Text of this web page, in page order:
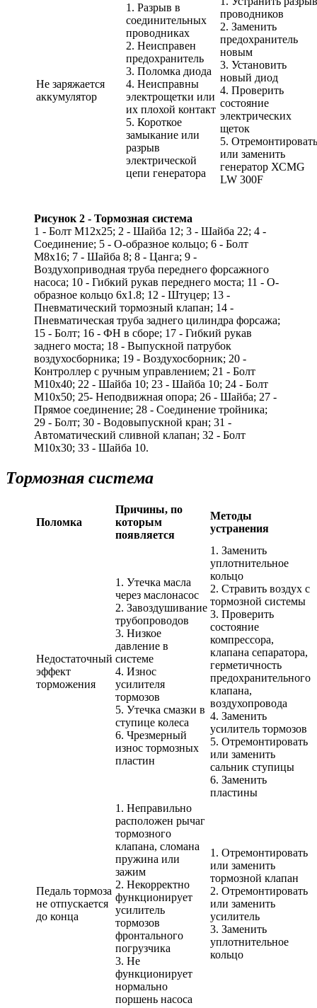
Не заряжается
аккумулятор
1. Разрыв в
соединительных
проводниках
2. Неисправен
предохранитель
3. Поломка диода
4. Неисправны
электрощетки или
их плохой контакт
5. Короткое
замыкание или
разрыв
электрической
цепи генератора
проводников
2. Заменить
предохранитель
новым
3. Установить
новый диод
4. Проверить
состояние
электрических
щеток
5. Отремонтировать
или заменить
генератор ХСМG
LW 300F
Рисунок 2 - Тормозная система
1 - Болт M12x25; 2 - Шайба 12; 3 - Шайба 22; 4 -
Соединение; 5 - O-образное кольцо; 6 - Болт
М8х16; 7 - Шайба 8; 8 - Цанга; 9 -
Воздухоприводная труба переднего форсажного
насоса; 10 - Гибкий рукав переднего моста; 11 - О-
образное кольцо 6x1.8; 12 - Штуцер; 13 -
Пневматический тормозный клапан; 14 -
Пневматическая труба заднего цилиндра форсажа;
15 - Болт; 16 - ФН в сборе; 17 - Гибкий рукав
заднего моста; 18 - Выпускной патрубок
воздухосборника; 19 - Воздухосборник; 20 -
Контроллер с ручным управлением; 21 - Болт
M10x40; 22 - Шайба 10; 23 - Шайба 10; 24 - Болт
M10x50; 25- Неподвижная опора; 26 - Шайба; 27 -
Прямое соединение; 28 - Соединение тройника;
29 - Болт; 30 - Водовыпускной кран; 31 -
Автоматический сливной клапан; 32 - Болт
М10х30; 33 - Шайба 10.
Тормозная система
Поломка
Причины, по
которым
появляется
Методы
устранения
Недостаточный
эффект
торможения
1. Утечка масла
через маслонасос
2. Завоздушивание
трубопроводов
3. Низкое
давление в
системе
4. Износ
усилителя
тормозов
5. Утечка смазки в
ступице колеса
6. Чрезмерный
износ тормозных
пластин
1. Заменить
уплотнительное
кольцо
2. Стравить воздух с
тормозной системы
3. Проверить
состояние
компрессора,
клапана сепаратора,
герметичность
предохранительного
клапана,
воздухопровода
4. Заменить
усилитель тормозов
5. Отремонтировать
или заменить
сальник ступицы
6. Заменить
пластины
Педаль тормоза
не отпускается
до конца
1. Неправильно
расположен рычаг
тормозного
клапана, сломана
пружина или
зажим
2. Некорректно
функционирует
усилитель
тормозов
фронтального
погрузчика
3. Не
функционирует
нормально
поршень насоса
1. Отремонтировать
или заменить
тормозной клапан
2. Отремонтировать
или заменить
усилитель
3. Заменить
уплотнительное
кольцо